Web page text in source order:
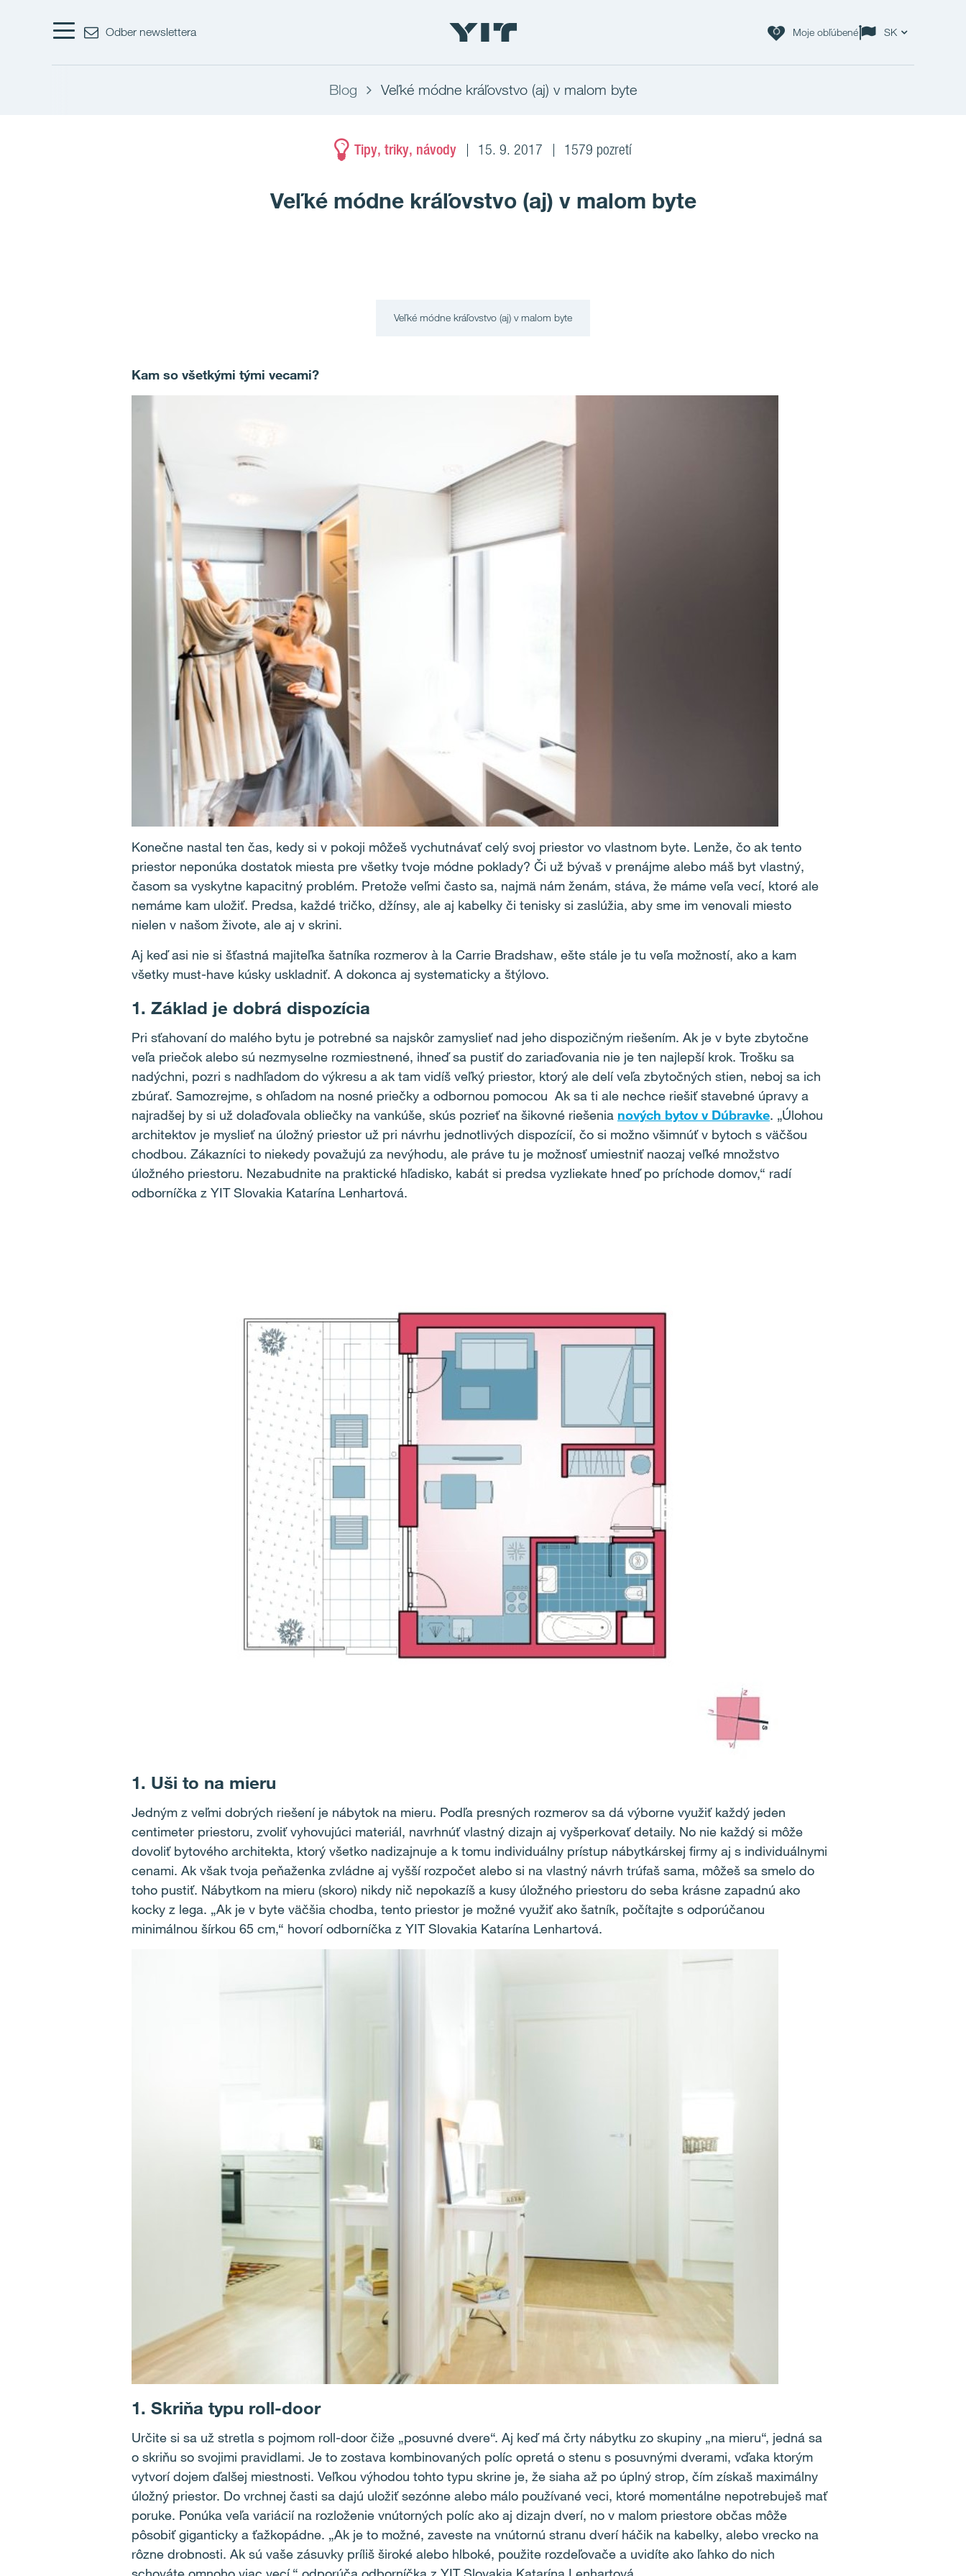
Odber newslettera Moje obľúbené SK
Blog Veľké módne kráľovstvo (aj) v malom byte
Tipy, triky, návody 15. 9. 2017 1579 pozretí
Veľké módne kráľovstvo (aj) v malom byte
Veľké módne kráľovstvo (aj) v malom byte
Kam so všetkými tými vecami?
Konečne nastal ten čas, kedy si v pokoji môžeš vychutnávať celý svoj priestor vo vlastnom byte. Lenže, čo ak tento
priestor neponúka dostatok miesta pre všetky tvoje módne poklady? Či už bývaš v prenájme alebo máš byt vlastný,
časom sa vyskytne kapacitný problém. Pretože veľmi často sa, najmä nám ženám, stáva, že máme veľa vecí, ktoré ale
nemáme kam uložiť. Predsa, každé tričko, džínsy, ale aj kabelky či tenisky si zaslúžia, aby sme im venovali miesto
nielen v našom živote, ale aj v skrini.
Aj keď asi nie si šťastná majiteľka šatníka rozmerov à la Carrie Bradshaw, ešte stále je tu veľa možností, ako a kam
všetky must-have kúsky uskladniť. A dokonca aj systematicky a štýlovo.
1. Základ je dobrá dispozícia
Pri sťahovaní do malého bytu je potrebné sa najskôr zamyslieť nad jeho dispozičným riešením. Ak je v byte zbytočne
veľa priečok alebo sú nezmyselne rozmiestnené, ihneď sa pustiť do zariaďovania nie je ten najlepší krok. Trošku sa
nadýchni, pozri s nadhľadom do výkresu a ak tam vidíš veľký priestor, ktorý ale delí veľa zbytočných stien, neboj sa ich
zbúrať. Samozrejme, s ohľadom na nosné priečky a odbornou pomocou Ak sa ti ale nechce riešiť stavebné úpravy a
najradšej by si už dolaďovala obliečky na vankúše, skús pozrieť na šikovné riešenia nových bytov v Dúbravke. „Úlohou
architektov je myslieť na úložný priestor už pri návrhu jednotlivých dispozícií, čo si možno všimnúť v bytoch s väčšou
chodbou. Zákazníci to niekedy považujú za nevýhodu, ale práve tu je možnosť umiestniť naozaj veľké množstvo
úložného priestoru. Nezabudnite na praktické hľadisko, kabát si predsa vyzliekate hneď po príchode domov,“ radí
odborníčka z YIT Slovakia Katarína Lenhartová.
1. Uši to na mieru
Jedným z veľmi dobrých riešení je nábytok na mieru. Podľa presných rozmerov sa dá výborne využiť každý jeden
centimeter priestoru, zvoliť vyhovujúci materiál, navrhnúť vlastný dizajn aj vyšperkovať detaily. No nie každý si môže
dovoliť bytového architekta, ktorý všetko nadizajnuje a k tomu individuálny prístup nábytkárskej firmy aj s individuálnymi
cenami. Ak však tvoja peňaženka zvládne aj vyšší rozpočet alebo si na vlastný návrh trúfaš sama, môžeš sa smelo do
toho pustiť. Nábytkom na mieru (skoro) nikdy nič nepokazíš a kusy úložného priestoru do seba krásne zapadnú ako
kocky z lega. „Ak je v byte väčšia chodba, tento priestor je možné využiť ako šatník, počítajte s odporúčanou
minimálnou šírkou 65 cm,“ hovorí odborníčka z YIT Slovakia Katarína Lenhartová.
1. Skriňa typu roll-door
Určite si sa už stretla s pojmom roll-door čiže „posuvné dvere“. Aj keď má črty nábytku zo skupiny „na mieru“, jedná sa
o skriňu so svojimi pravidlami. Je to zostava kombinovaných políc opretá o stenu s posuvnými dverami, vďaka ktorým
vytvorí dojem ďalšej miestnosti. Veľkou výhodou tohto typu skrine je, že siaha až po úplný strop, čím získaš maximálny
úložný priestor. Do vrchnej časti sa dajú uložiť sezónne alebo málo používané veci, ktoré momentálne nepotrebuješ mať
poruke. Ponúka veľa variácií na rozloženie vnútorných políc ako aj dizajn dverí, no v malom priestore občas môže
pôsobiť giganticky a ťažkopádne. „Ak je to možné, zaveste na vnútornú stranu dverí háčik na kabelky, alebo vrecko na
rôzne drobnosti. Ak sú vaše zásuvky príliš široké alebo hlboké, použite rozdeľovače a uvidíte ako ľahko do nich